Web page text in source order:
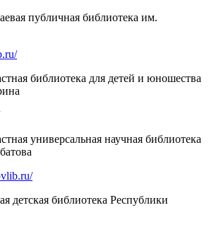
публичная библиотека им.
библиотека для детей и юношества
универсальная научная библиотека
детская библиотека Республики